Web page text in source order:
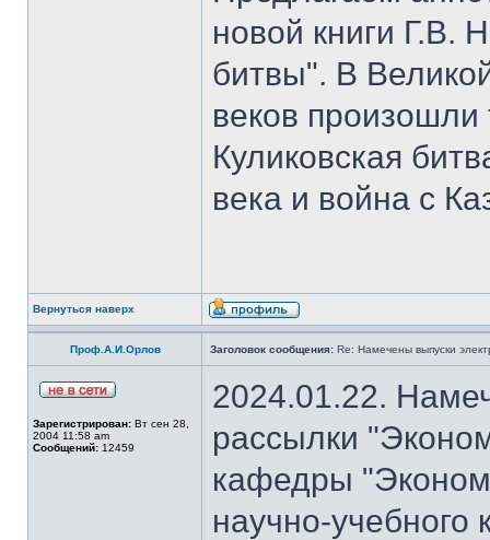
новой книги Г.В.
битвы". В
веков
Куликовская
века и война с
Вернуться наверх
Проф.А.И.Орлов Заголовок сообщения: Re: Намечены выпуски
Зарегистрирован: Вт сен 28,
2004 11:58 am
Сообщений: 12459
2024.01.22.
рассылки
кафедры
научно-